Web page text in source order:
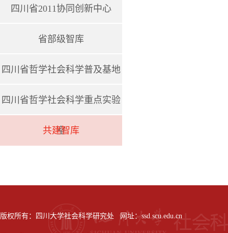
四川省2011协同创新中心
省部级智库
四川省哲学社会科学普及基地
四川省哲学社会科学重点实验
室
共建智库
版权所有：四川大学社会科学研究处 网址：ssd.scu.edu.cn